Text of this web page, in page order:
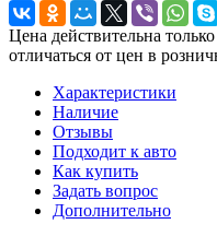
Цена действительна
отличаться от цен в
Характеристики
Наличие
Отзывы
Подходит к авто
Как купить
Задать вопрос
Дополнительно